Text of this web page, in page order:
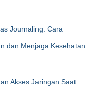
Journaling: Cara
dan Menjaga Kesehatan
Akses Jaringan Saat